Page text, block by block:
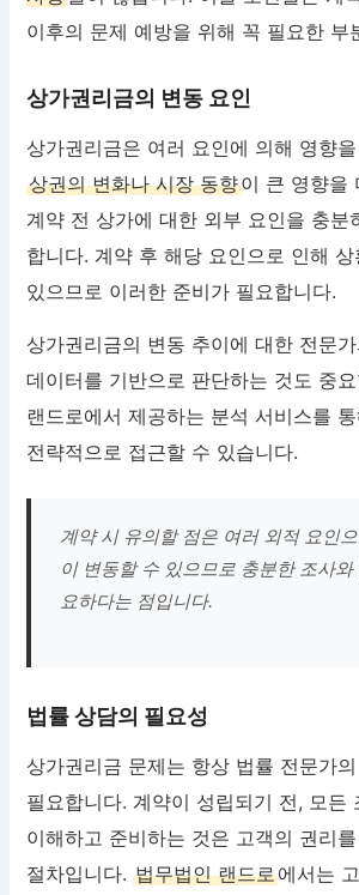
이후의 문제 예방을 위해 꼭 필요한 부
상가권리금의 변동 요인
상가권리금은 여러 요인에 의해 영향
상권의 변화나 시장 동향이 큰 영향을
계약 전 상가에 대한 외부 요인을 충분
합니다. 계약 후 해당 요인으로 인해
있으므로 이러한 준비가 필요합니다.
상가권리금의 변동 추이에 대한 전문
데이터를 기반으로 판단하는 것도 중
랜드로에서 제공하는 분석 서비스를
전략적으로 접근할 수 있습니다.
계약 시 유의할 점은 여러 외적 요인
이 변동할 수 있으므로 충분한 조사
요하다는 점입니다.
법률 상담의 필요성
상가권리금 문제는 항상 법률 전문가
필요합니다. 계약이 성립되기 전, 모든
이해하고 준비하는 것은 고객의 권리
절차입니다.법무법인 랜드로에서는